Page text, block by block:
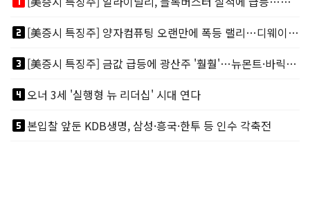
looks_two
[美증시 특징주] 양자컴퓨팅 오랜만에 폭등 랠리…디웨이브·아이온큐 주도
looks_3
[美증시 특징주] 금값 급등에 광산주 '훨훨'…뉴몬트·바릭마이닝 주도
looks_4오너 3세 '실행형 뉴 리더십' 시대 연다
looks_5본입찰 앞둔 KDB생명, 삼성·흥국·한투 등 인수 각축전